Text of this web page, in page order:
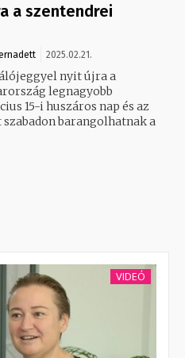
a szentendrei
2025.02.21.
nyit újra a
legnagyobb
15-i huszáros nap és az
barangolhatnak a
VIDEÓ